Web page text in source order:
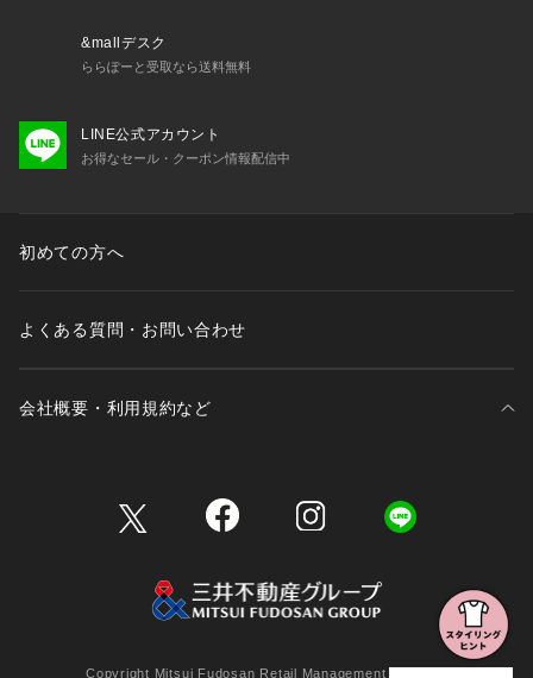
&mallデスク
ららぽーと受取なら送料無料
LINE公式アカウント
お得なセール・クーポン情報配信中
初めての方へ
よくある質問・お問い合わせ
会社概要・利用規約など
Copyright Mitsui Fudosan Retail Management Co., Ltd.